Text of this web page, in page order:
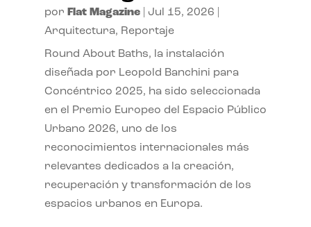
por Flat Magazine| Jul 15, 2026
Arquitectura, Reportaje
Round About Baths, la instalación
diseñada por Leopold Banchini para
Concéntrico 2025, ha sido seleccionada
en el Premio Europeo del Espacio Público
Urbano 2026, uno de los
reconocimientos internacionales más
relevantes dedicados a la creación,
recuperación y transformación de los
espacios urbanos en Europa.